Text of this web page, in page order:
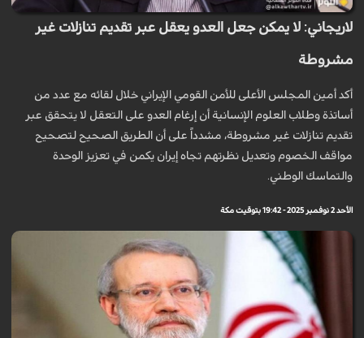
لاريجاني: لا يمكن جعل العدو يعقل عبر تقديم تنازلات غير
مشروطة
أكد أمين المجلس الأعلى للأمن القومي الإيراني خلال لقائه مع عدد من
أساتذة وطلاب العلوم الإنسانية أن إرغام العدو على التعقل لا يتحقق عبر
تقديم تنازلات غير مشروطة، مشدداً على أن الطريق الصحيح لتصحيح
مواقف الخصوم وتعديل نظرتهم تجاه إيران يكمن في تعزيز الوحدة
والتماسك الوطني.
الأحد 2 نوفمبر 2025 - 19:42 بتوقيت مكة